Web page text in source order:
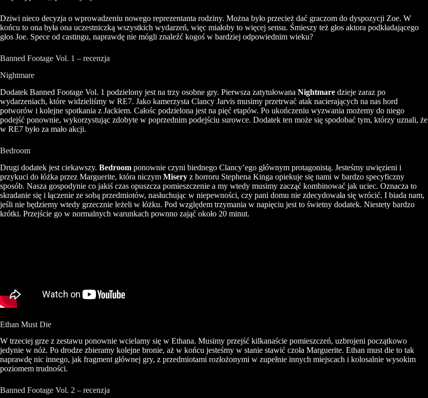
Dziwi nieco decyzja o wprowadzeniu nowego reprezentanta rodziny. Można było przecież dać graczom do dyspozycji Zoe. W
końcu to ona była ona uczestniczką wszystkich wydarzeń, więc miałoby to więcej sensu. Śmieszy też głos aktora podkładającego
głos Joe. Spece od castingu, naprawdę nie mógli znaleźć kogoś w bardziej odpowiednim wieku?
Banned Footage Vol. 1 – recenzja
Nightmare
Dodatek Banned Footage Vol. 1 podzielony jest na trzy osobne gry. Pierwsza zatytułowana Nightmare dzieje zaraz po
wydarzeniach, które widzieliśmy w RE7. Jako kamerzysta Clancy Jarvis musimy przetrwać atak nacierających na nas hord
potworów i kolejne spotkania z Jackiem. Całośc podzielona jest na pięć etapów. Po ukończeniu wyzwania możemy do niego
podejść ponownie, wykorzystując zdobyte w poprzednim podejściu surowce. Dodatek ten może się spodobać tym, którzy uznali, że
w RE7 było za mało akcji.
Bedroom
Drugi dodatek jest ciekawszy. Bedroom ponownie czyni biednego Clancy’ego głównym protagonistą. Jesteśmy uwięzieni i
przykuci do łóżka przez Marguerite, która niczym Misery z horroru Stephena Kinga opiekuje się nami w bardzo specyficzny
sposób. Nasza gospodynie co jakiś czas opuszcza pomieszczenie a my wtedy musimy zacząć kombinować jak uciec. Oznacza to
skradanie się i łączenie ze sobą przedmiotów, nasłuchując w niepewności, czy pani domu nie zdecydowała się wrócić. I biada nam,
jeśli nie będziemy wtedy grzecznie leżeli w łóżku. Pod względem trzymania w napięciu jest to świetny dodatek. Niestety bardzo
krótki. Przejście go w normalnych warunkach pownno zająć około 20 minut.
Ethan Must Die
W trzeciej grze z zestawu ponownie wcielamy się w Ethana. Musimy przejść kilkanaście pomieszczeń, uzbrojeni początkowo
jedynie w nóż. Po drodze zbieramy kolejne bronie, aż w końcu jesteśmy w stanie stawić czoła Marguerite. Ethan must die to tak
naprawdę nic innego, jak fragment głównej gry, z przedmiotami rozłożonymi w zupełnie innych miejscach i kolosalnie wysokim
poziomem trudności.
Banned Footage Vol. 2 – recenzja